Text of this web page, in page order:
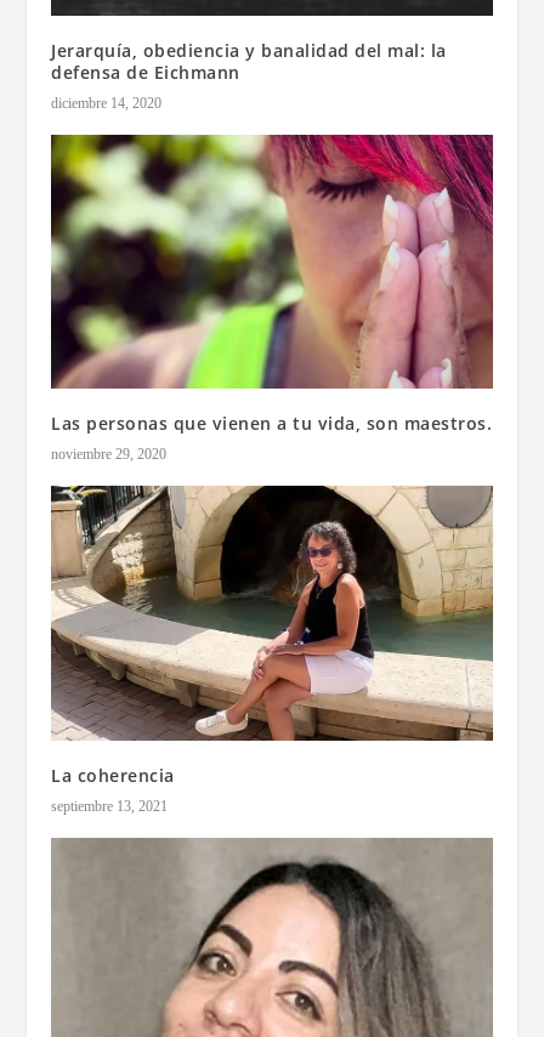
Jerarquía, obediencia y banalidad del mal: la
defensa de Eichmann
diciembre 14, 2020
Las personas que vienen a tu vida, son maestros.
noviembre 29, 2020
La coherencia
septiembre 13, 2021